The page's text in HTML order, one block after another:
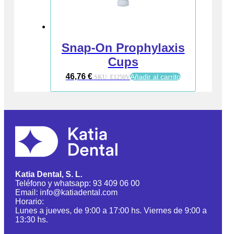
Snap-On Prophylaxis
Cups
46,76 € SKU: E1250VAñadir al carrito
Katia Dental, S. L.
Teléfono y whatsapp: 93 409 06 00
Email: info@katiadental.com
Horario:
Lunes a jueves, de 9:00 a 17:00 hs. Viernes de 9:00 a
13:30 hs.